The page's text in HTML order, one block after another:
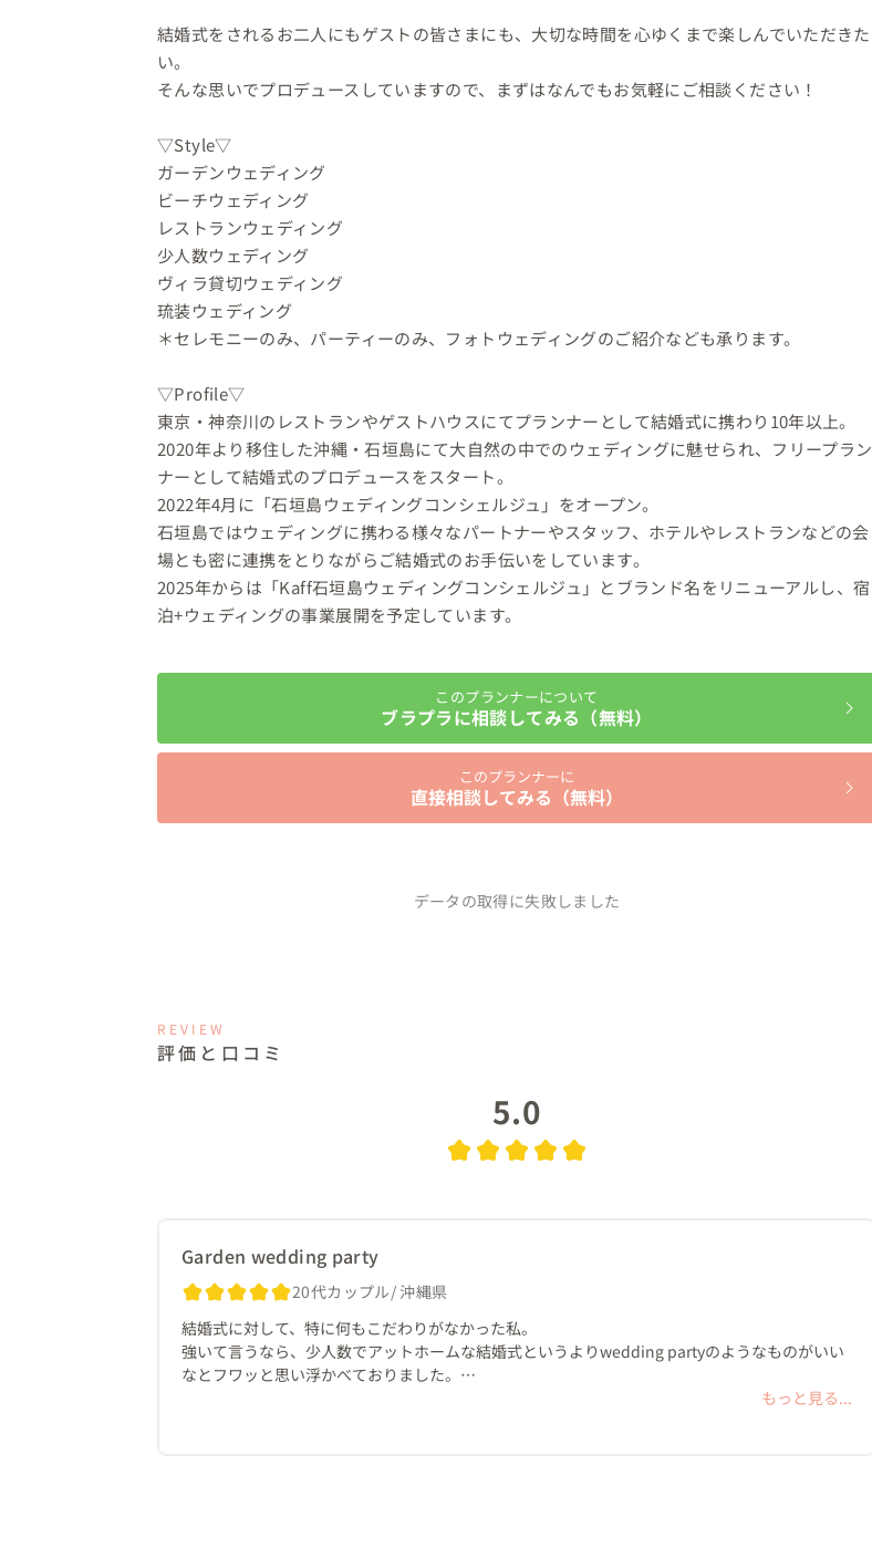
結婚式をされるお二人にもゲストの皆さまにも、大切な時間を心ゆくまで楽しんでいただきた
い。
そんな思いでプロデュースしていますので、まずはなんでもお気軽にご相談ください！
▽Style▽
ガーデンウェディング
ビーチウェディング
レストランウェディング
少人数ウェディング
ヴィラ貸切ウェディング
琉装ウェディング
＊セレモニーのみ、パーティーのみ、フォトウェディングのご紹介なども承ります。
▽Profile▽
東京・神奈川のレストランやゲストハウスにてプランナーとして結婚式に携わり10年以上。
2020年より移住した沖縄・石垣島にて大自然の中でのウェディングに魅せられ、フリープラン
ナーとして結婚式のプロデュースをスタート。
2022年4月に「石垣島ウェディングコンシェルジュ」をオープン。
石垣島ではウェディングに携わる様々なパートナーやスタッフ、ホテルやレストランなどの会
場とも密に連携をとりながらご結婚式のお手伝いをしています。
2025年からは「Kaff石垣島ウェディングコンシェルジュ」とブランド名をリニューアルし、宿
泊+ウェディングの事業展開を予定しています。
このプランナーについて
ブラプラに相談してみる（無料）
このプランナーに
直接相談してみる（無料）
データの取得に失敗しました
REVIEW
評価と口コミ
5.0
Garden wedding party
20代カップル 沖縄県
結婚式に対して、特に何もこだわりがなかった私。
強いて言うなら、少人数でアットホームな結婚式というよりwedding partyのようなものがいい
なとフワッと思い浮かべておりました。
もっと見る...